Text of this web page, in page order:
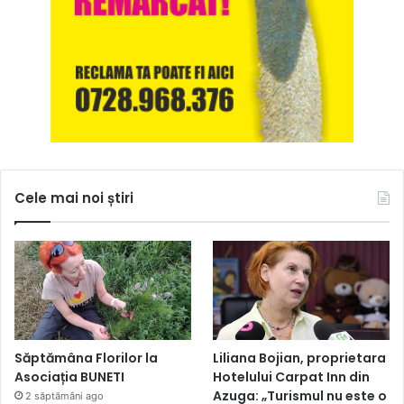
Cele mai noi știri
Săptămâna Florilor la
Asociația BUNETI
2 săptămâni ago
Liliana Bojian, proprietara
Hotelului Carpat Inn din
Azuga: „Turismul nu este o